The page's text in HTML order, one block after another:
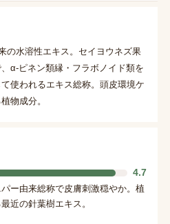
の水溶性エキス。セイヨウネズ果
α-ピネン類縁・フラボノイド類を
使われるエキス総称。頭皮環境ケ
物成分。
4.7
ー由来総称で皮膚刺激穏やか。植
近の針葉樹エキス。